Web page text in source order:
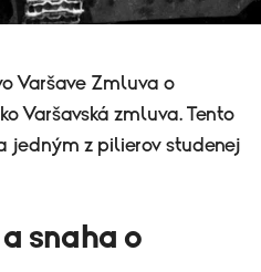
Varšave Zmluva o
Varšavská zmluva. Tento
jedným z pilierov studenej
snaha o